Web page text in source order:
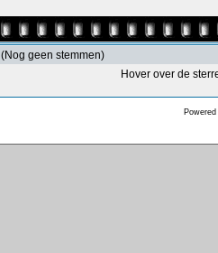
(Nog geen stemmen)
Hover over de